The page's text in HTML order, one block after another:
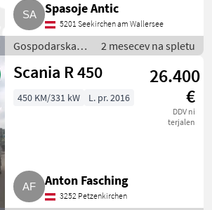
Spasoje Antic
5201 Seekirchen am Wallersee
Gospodarska
vozila /
Tovornjak
2 mesecev na spletu
Scania R 450
26.400
€
DDV ni
terjalen
450 KM/331 kW L. pr. 2016
Anton Fasching
3252 Petzenkirchen